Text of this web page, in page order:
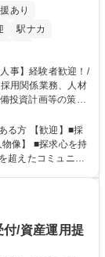
あり
駅ナカ
り
投資計画等の策
幅広い総務人事業
算等の管理 ■設備
事業務全般 【入
る方 【歓迎】■採
超えたコミュニケ
推進できる方 学
学力： 資格：
付/資産運用提